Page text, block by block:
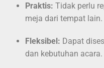
Praktis: Tidak perlu
meja dari tempat lain.
Fleksibel: Dapat
dan kebutuhan acara.